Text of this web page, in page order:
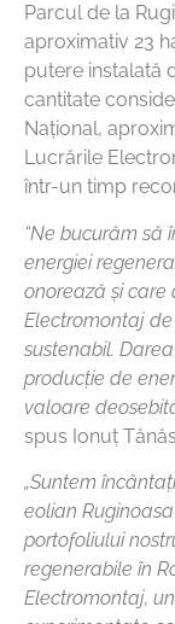
Parcul de la
aproximativ 23
putere instalată
cantitate
Național,
Lucrările
într-un timp
“Ne bucurăm să
energiei
onorează și
Electromontaj
sustenabil.
producție de
valoare
spus Ionuț
„Suntem
eolian
portofoliului
regenerabile în
Electromontaj,